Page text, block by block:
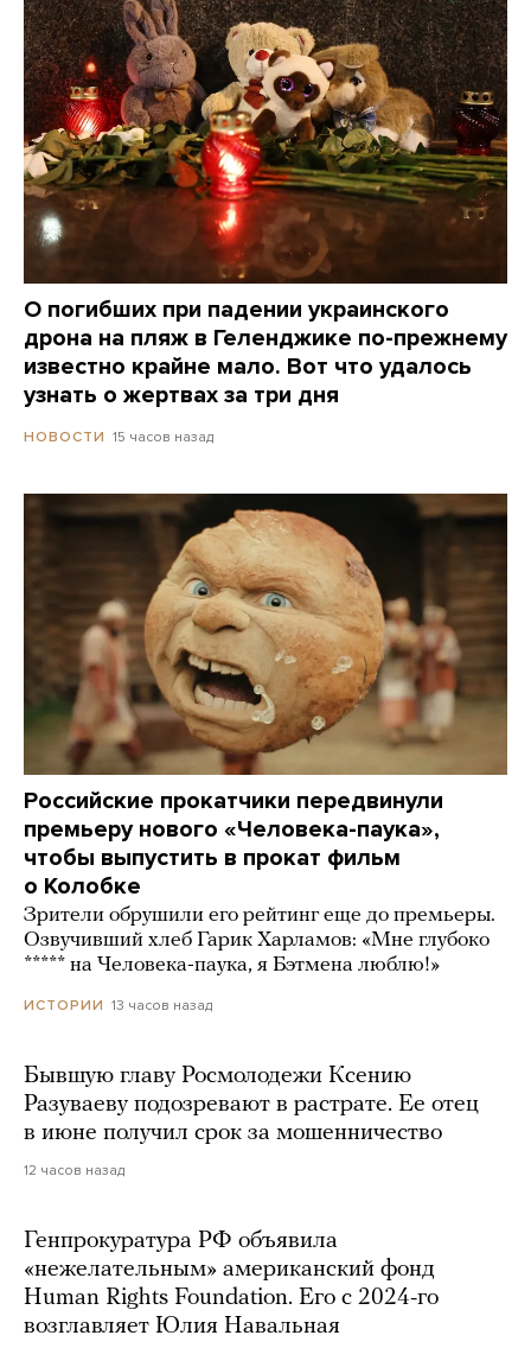
О погибших при падении украинского
дрона на пляж в Геленджике по-прежнему
известно крайне мало. Вот что удалось
узнать о жертвах за три дня
НОВОСТИ 15 часов назад
Российские прокатчики передвинули
премьеру нового «Человека-паука»,
чтобы выпустить в прокат фильм
о Колобке
Зрители обрушили его рейтинг еще до премьеры.
Озвучивший хлеб Гарик Харламов: «Мне глубоко
***** на Человека-паука, я Бэтмена люблю!»
ИСТОРИИ 13 часов назад
Бывшую главу Росмолодежи Ксению
Разуваеву подозревают в растрате. Ее отец
в июне получил срок за мошенничество
12 часов назад
Генпрокуратура РФ объявила
«нежелательным» американский фонд
Human Rights Foundation. Его с 2024-го
возглавляет Юлия Навальная